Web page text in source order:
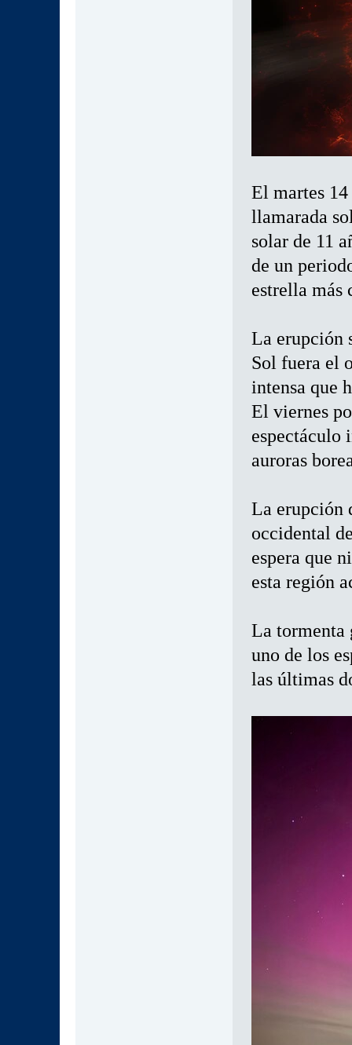
El martes
llamarada
solar de 11
de un
estrella más
La erupción
Sol fuera el
intensa que
El viernes
espectáculo
auroras
La erupción
occidental
espera que
esta región
La tormenta
uno de los
las últimas